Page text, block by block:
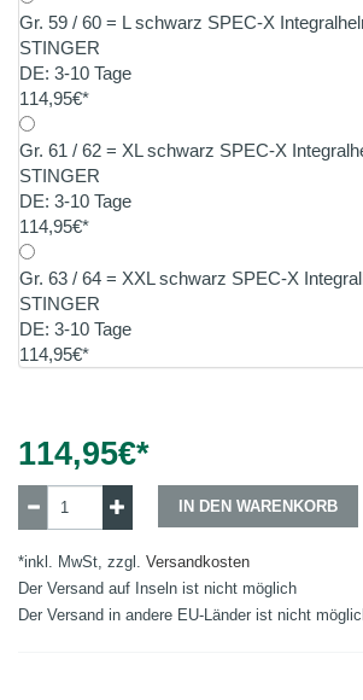
Gr. 59 / 60 = L schwarz SPEC-X
STINGER
DE: 3-10 Tage
114,95€*
Gr. 61 / 62 = XL schwarz SPEC-X
STINGER
DE: 3-10 Tage
114,95€*
Gr. 63 / 64 = XXL schwarz SPEC-X
STINGER
DE: 3-10 Tage
114,95€*
114,95€*
IN DEN WARENKORB
*inkl. MwSt, zzgl. Versandkosten
Der Versand auf Inseln ist nicht möglich
Der Versand in andere EU-Länder ist nicht